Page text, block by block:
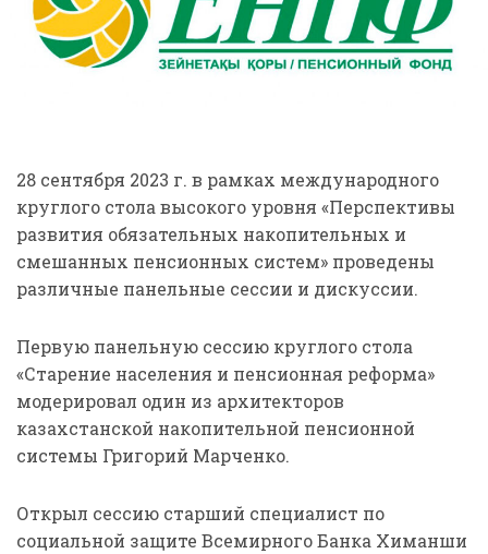
28 сентября 2023 г. в рамках международного
круглого стола высокого уровня «Перспективы
развития обязательных накопительных и
смешанных пенсионных систем» проведены
различные панельные сессии и дискуссии.
Первую панельную сессию круглого стола
«Старение населения и пенсионная реформа»
модерировал один из архитекторов
казахстанской накопительной пенсионной
системы Григорий Марченко.
Открыл сессию старший специалист по
социальной защите Всемирного Банка Химанши